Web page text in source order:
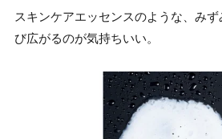
スキンケアエッセンスのような、み
び広がるのが気持ちいい。